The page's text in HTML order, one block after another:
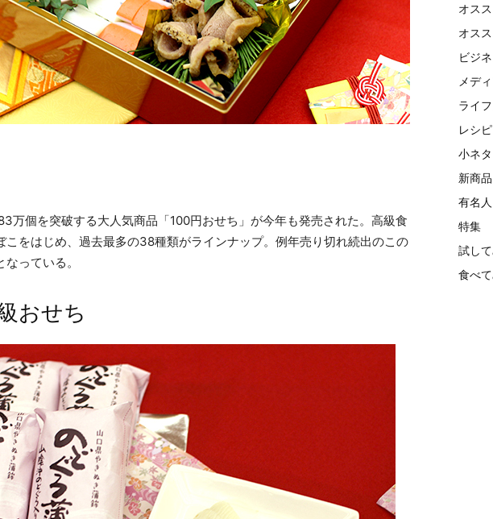
万個を突破する大人気商品「100円おせち」が今年も発売された。高級食
こをはじめ、過去最多の38種類がラインナップ。例年売り切れ続出のこの
っている。
おせち
オス
オス
ビジ
メデ
ライ
レシピ
小ネタ
新商品
有名
特集
試し
食べ